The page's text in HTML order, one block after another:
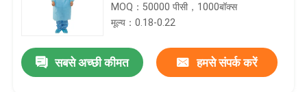
MOQ：50000 पीसी，1000बॉक्स
मूल्य：0.18-0.22
सबसे अच्छी कीमत हमसे संपर्क करें